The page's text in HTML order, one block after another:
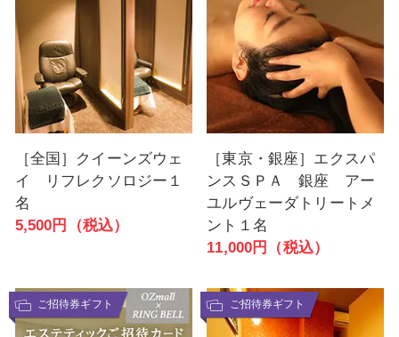
［全国］クイーンズウェ
イ リフレクソロジー１
名
5,500円（税込）
［東京・銀座］エクスパ
ンスＳＰＡ 銀座 アー
ユルヴェーダトリートメ
ント１名
11,000円（税込）
ご招待券ギフト ご招待券ギフト